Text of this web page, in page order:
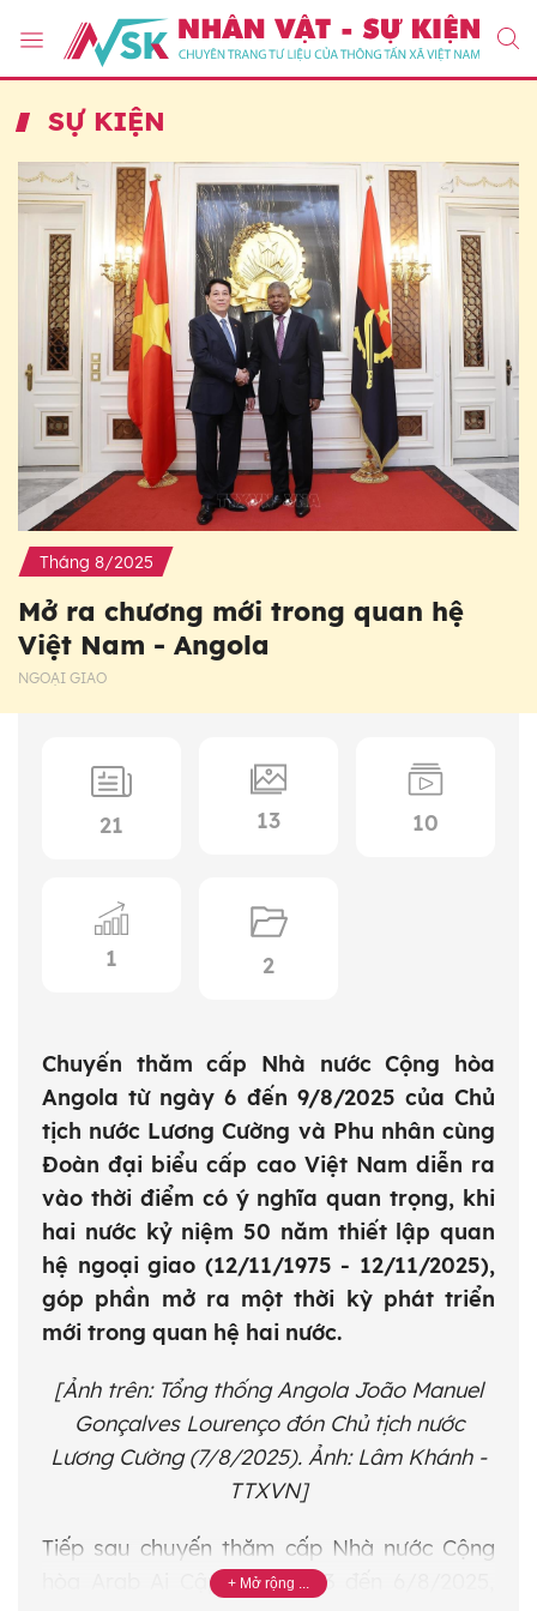
SỰ KIỆN
Tháng 8/2025
Mở ra chương mới trong quan hệ
Việt Nam - Angola
NGOẠI GIAO
21 13 10
1 2
Chuyến thăm cấp Nhà nước Cộng hòa
Angola từ ngày 6 đến 9/8/2025 của Chủ
tịch nước Lương Cường và Phu nhân cùng
Đoàn đại biểu cấp cao Việt Nam diễn ra
vào thời điểm có ý nghĩa quan trọng, khi
hai nước kỷ niệm 50 năm thiết lập quan
hệ ngoại giao (12/11/1975 - 12/11/2025),
góp phần mở ra một thời kỳ phát triển
mới trong quan hệ hai nước.
[Ảnh trên: Tổng thống Angola João Manuel
Gonçalves Lourenço đón Chủ tịch nước
Lương Cường (7/8/2025). Ảnh: Lâm Khánh -
TTXVN]
Tiếp sau chuyến thăm cấp Nhà nước Cộng
hòa Arab Ai Cập từ ngày 3 đến 6/8/2025,